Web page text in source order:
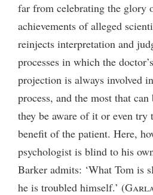
far from celebrating the glory
achievements of alleged
reinjects interpretation and
processes in which the
projection is always involved
process, and the most that
they be aware of it or even
benefit of the patient. Here,
psychologist is blind to his
Barker admits: ‘What Tom is
he is troubled himself.’ (